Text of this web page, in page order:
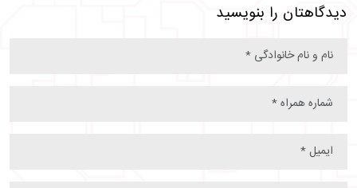
دیدگاهتان را بنویسید